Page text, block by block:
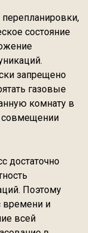
состояние
запрещено
газовые
комнату в
совмещении
достаточно
Поэтому
времени и
всей